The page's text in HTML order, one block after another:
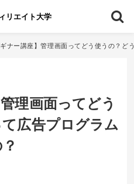
リエイト大学
ギナー講座】管理画面ってどう使うの？
理画面ってどう
広告プログラム